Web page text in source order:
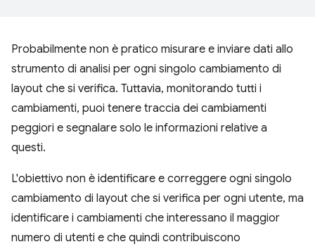
Probabilmente non è pratico misurare e inviare dati allo
strumento di analisi per ogni singolo cambiamento di
layout che si verifica. Tuttavia, monitorando tutti i
cambiamenti, puoi tenere traccia dei cambiamenti
peggiori e segnalare solo le informazioni relative a
questi.
L'obiettivo non è identificare e correggere ogni singolo
cambiamento di layout che si verifica per ogni utente, ma
identificare i cambiamenti che interessano il maggior
numero di utenti e che quindi contribuiscono